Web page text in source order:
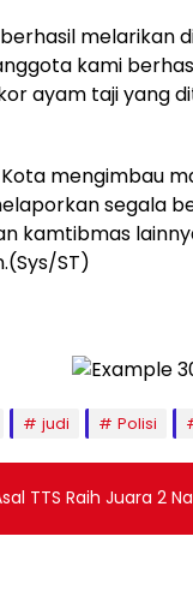
melarikan
kami
ayam taji yang
mengimbau
segala
kamtibmas
ST)
judi Polisi
TTS Raih Juara 2